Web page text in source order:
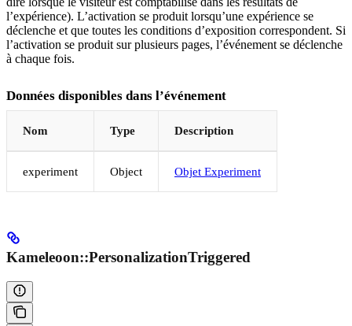
l’expérience). L’activation se produit lorsqu’une expérience se
déclenche et que toutes les conditions d’exposition correspondent. Si
l’activation se produit sur plusieurs pages, l’événement se déclenche
à chaque fois.
Données disponibles dans l’événement
Nom Type Description
experiment Object Objet Experiment
Kameleoon::PersonalizationTriggered